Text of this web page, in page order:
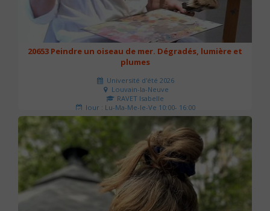
20653 Peindre un oiseau de mer. Dégradés, lumière et
plumes
Université d'été 2026
Louvain-la-Neuve
RAVET Isabelle
Jour : Lu-Ma-Me-Je-Ve 10:00- 16:00
Nombre de séances : 2